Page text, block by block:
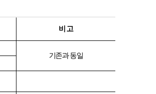
비 고
기존과 동일